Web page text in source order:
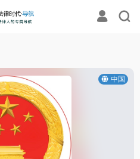
中国